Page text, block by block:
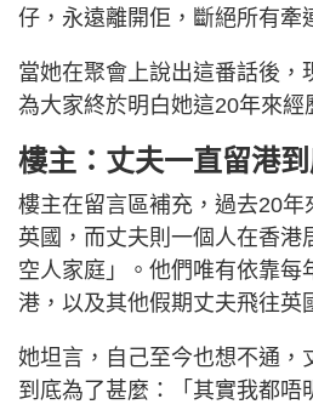
仔，永遠離開佢，斷絕所有牽
當她在聚會上說出這番話後，
為大家終於明白她這20年來經
樓主：丈夫一直留港
樓主在留言區補充，過去20年
英國，而丈夫則一個人在香港
空人家庭」。他們唯有依靠每
港，以及其他假期丈夫飛往英
她坦言，自己至今也想不通，
到底為了甚麼：「其實我都唔